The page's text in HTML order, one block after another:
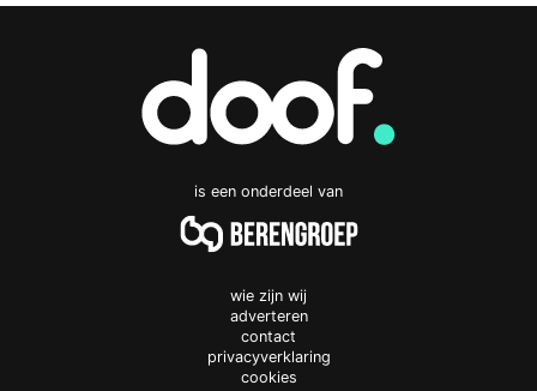
is een onderdeel van
wie zijn wij
adverteren
contact
privacyverklaring
cookies